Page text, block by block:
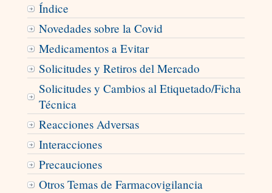
Índice
Novedades sobre la Covid
Medicamentos a Evitar
Solicitudes y Retiros del Mercado
Solicitudes y Cambios al Etiquetado/Ficha
Técnica
Reacciones Adversas
Interacciones
Precauciones
Otros Temas de Farmacovigilancia